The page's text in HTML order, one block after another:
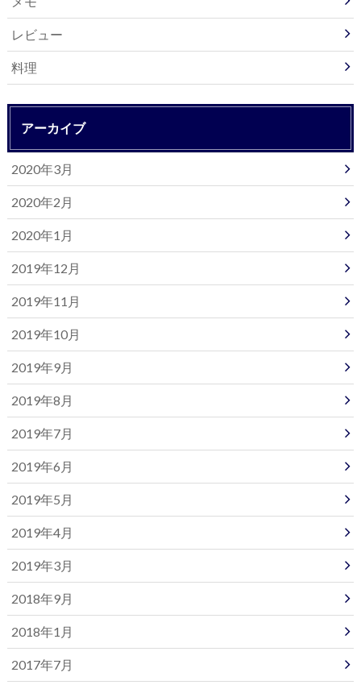
レビュー
料理
アーカイブ
2020年3月
2020年2月
2020年1月
2019年12月
2019年11月
2019年10月
2019年9月
2019年8月
2019年7月
2019年6月
2019年5月
2019年4月
2019年3月
2018年9月
2018年1月
2017年7月